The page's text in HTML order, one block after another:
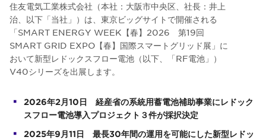
住友電気工業株式会社（本社：大阪市中央区、社長：井上
治、以下「当社」）は、東京ビッグサイトで開催される
「SMART ENERGY WEEK【春】2026 第19回
SMART GRID EXPO【春】国際スマートグリッド展」に
おいて新型レドックスフロー電池（以下、「RF電池」）
V40シリーズを出展します。
2026年2月10日 経産省の系統用蓄電池補助事業にレドック
スフロー電池導入プロジェクト３件が採択決定
2025年9月11日 最長30年間の運用を可能にした新型レドッ